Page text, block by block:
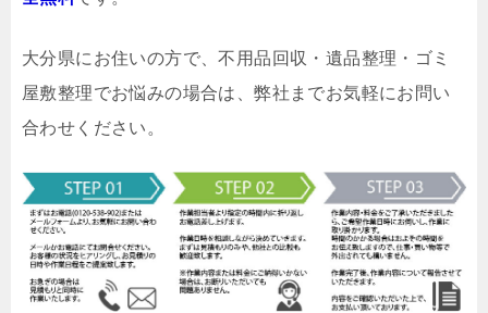
大分県にお住いの方で、不用品回収・遺品整理・ゴミ
屋敷整理でお悩みの場合は、弊社までお気軽にお問い
合わせください。